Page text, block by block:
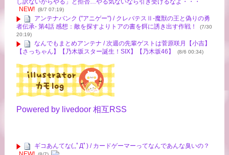
NEW! (8/7 07:19)
アンテナバンク ("アニゲー") / クレバテスⅡ-魔獣の王と偽りの勇
者伝承- 第4話 感想：敵を探すよりトアの書を餌に誘き出す作戦！
(7/30
20:19)
なんでもまとめアンテナ / 次週の先輩ゲストは菅原咲月【小吉】
【さっちゃん】【乃木坂スター誕生！SIX】【乃木坂46】
(8/6 00:34)
Powered by livedoor 相互RSS
ギコあんてな(,,ﾟДﾟ) / カードゲーマーってなんであんな臭いの？